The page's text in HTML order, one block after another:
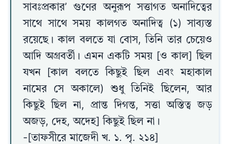
সাবঃপ্রকার’ গুণের অনুরূপ সত্তাগত অনাদিত্বের
সাথে সাথে সময় কালগত অনাদিত্ব (১) সাব্যস্ত
রয়েছে। কাল বলতে যা বোস, তিনি তার চেয়েও
আদি অগ্রবর্তী। এমন একটি সময় [ও কাল] ছিল
যখন [কাল বলতে কিছুই ছিল এবং মহাকাল
নামের সে অকালে) শুধু তিনিই ছিলেন, আর
কিছুই ছিল না, প্রান্ত দিগন্ত, সত্তা অস্তিত্ব জড়
অজড়, দেহ, অদেহ] কিছুই ছিল না।
-[তাফসীরে মাজেদী খ. ১. পৃ. ২১৪]